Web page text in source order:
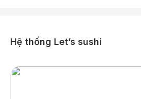
Hệ thống Let’s sushi